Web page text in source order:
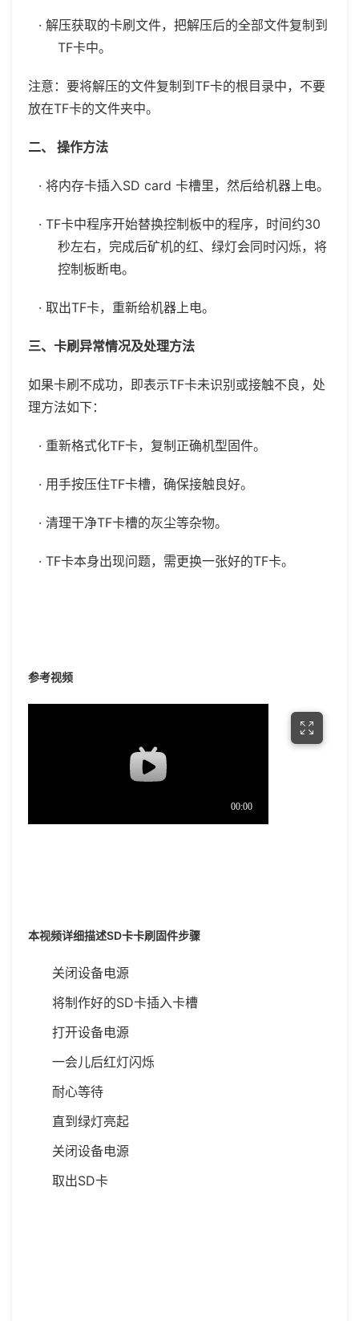
· 解压获取的卡刷文件，把解压后的全部文件复制到
TF卡中。
注意：要将解压的文件复制到TF卡的根目录中，不要
放在TF卡的文件夹中。
二、 操作方法
· 将内存卡插入SD card 卡槽里，然后给机器上电。
· TF卡中程序开始替换控制板中的程序，时间约30
秒左右，完成后矿机的红、绿灯会同时闪烁，将
控制板断电。
· 取出TF卡，重新给机器上电。
三、卡刷异常情况及处理方法
如果卡刷不成功，即表示TF卡未识别或接触不良，处
理方法如下：
· 重新格式化TF卡，复制正确机型固件。
· 用手按压住TF卡槽，确保接触良好。
· 清理干净TF卡槽的灰尘等杂物。
· TF卡本身出现问题，需更换一张好的TF卡。
参考视频
本视频详细描述SD卡卡刷固件步骤
关闭设备电源
将制作好的SD卡插入卡槽
打开设备电源
一会儿后红灯闪烁
耐心等待
直到绿灯亮起
关闭设备电源
取出SD卡